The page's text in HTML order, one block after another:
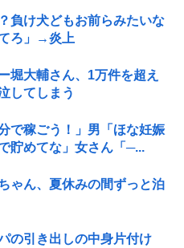
負け犬どもお前らみたいな
ろ」→炎上
堀大輔さん、1万件を超え
してしまう
で稼ごう！」男「ほな妊娠
貯めてな」女さん「─...
ゃん、夏休みの間ずっと泊
の引き出しの中身片付け